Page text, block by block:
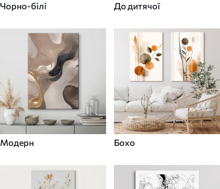
Чорно-білі До дитячої
Модерн Бохо